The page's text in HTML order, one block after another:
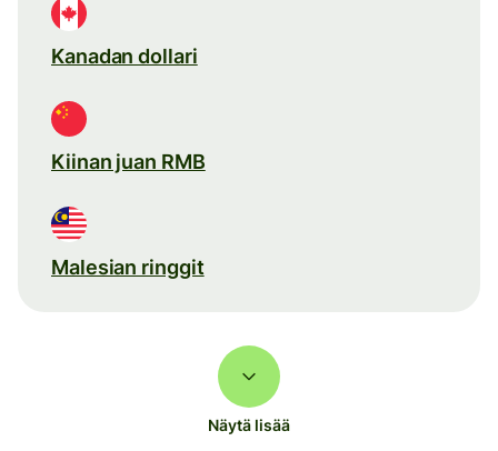
Kanadan dollari
Kiinan juan RMB
Malesian ringgit
Näytä lisää